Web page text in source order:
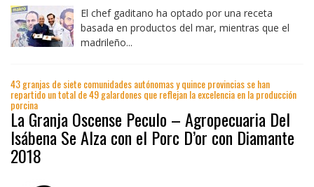
El chef gaditano ha optado por una receta
basada en productos del mar, mientras que el
madrileño...
43 granjas de siete comunidades autónomas y quince provincias se han
repartido un total de 49 galardones que reflejan la excelencia en la producción
porcina
La Granja Oscense Peculo – Agropecuaria Del
Isábena Se Alza con el Porc D’or con Diamante
2018